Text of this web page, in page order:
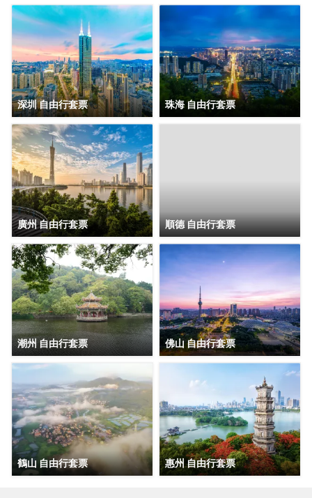
的寧靜與壯美，漫步山林，呼吸清新空氣，領略獨特的自然
風光和深厚的文化底藴；也能前往隱賢山莊，開啟一段歡樂
刺激的遊玩之旅，享受親子時光，體驗各種精彩的遊樂設
施。​此外，酒店還配備了一系列高品質的設施與服務，客房
温馨舒適，餐飲美味多樣，休閒娛樂設施一應俱全，致力於
為每一位入住的賓客打造舒適難忘的住宿體驗。選擇歐斯卡
國際酒店（星光城店），就是選擇便捷、舒適與歡樂
深圳 自由行套票 珠海 自由行套票
廣州 自由行套票 順德 自由行套票
潮州 自由行套票 佛山 自由行套票
鶴山 自由行套票 惠州 自由行套票